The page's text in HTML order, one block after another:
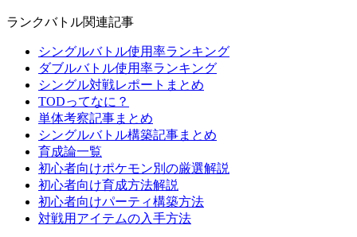
ランクバトル関連記事
シングルバトル使用率ランキング
ダブルバトル使用率ランキング
シングル対戦レポートまとめ
TODってなに？
単体考察記事まとめ
シングルバトル構築記事まとめ
育成論一覧
初心者向けポケモン別の厳選解説
初心者向け育成方法解説
初心者向けパーティ構築方法
対戦用アイテムの入手方法